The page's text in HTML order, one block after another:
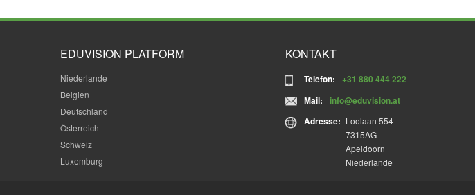
EDUVISION PLATFORM
Niederlande
Belgien
Deutschland
Österreich
Schweiz
Luxemburg
KONTAKT
Telefon:
+31 880 444 222
Mail:
info@eduvision.at
Adresse: Loolaan 554
7315AG
Apeldoorn
Niederlande